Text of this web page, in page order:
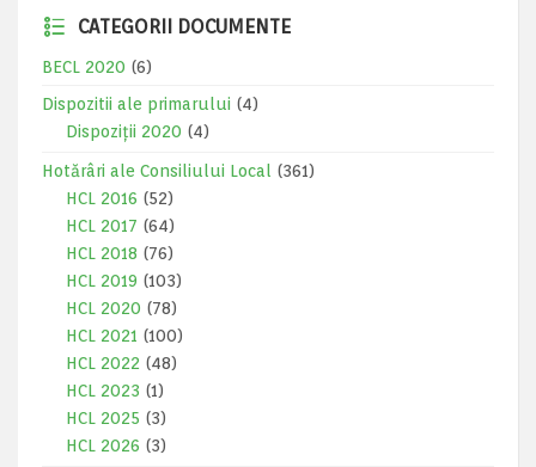
CATEGORII DOCUMENTE
BECL 2020 (6)
Dispozitii ale primarului (4)
Dispoziții 2020 (4)
Hotărâri ale Consiliului Local
(361)
HCL 2016 (52)
HCL 2017 (64)
HCL 2018 (76)
HCL 2019 (103)
HCL 2020 (78)
HCL 2021 (100)
HCL 2022 (48)
HCL 2023 (1)
HCL 2025 (3)
HCL 2026 (3)